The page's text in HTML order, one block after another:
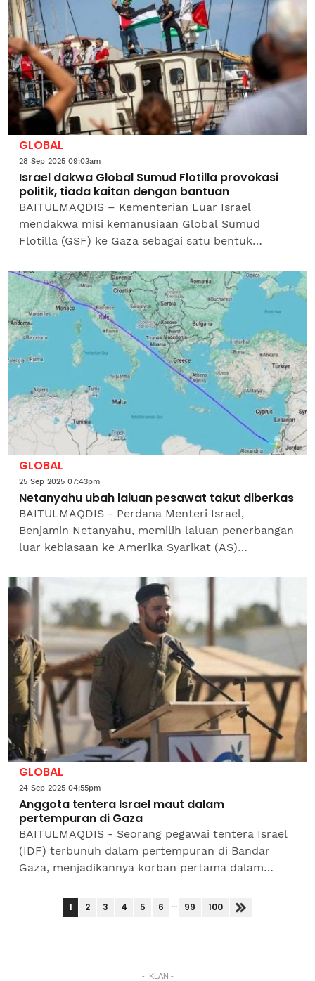
GLOBAL
28 Sep 2025 09:03am
Israel dakwa Global Sumud Flotilla provokasi
politik, tiada kaitan dengan bantuan
BAITULMAQDIS – Kementerian Luar Israel
mendakwa misi kemanusiaan Global Sumud
Flotilla (GSF) ke Gaza sebagai satu bentuk
pengganas.Menurut kenyataan itu,...
GLOBAL
25 Sep 2025 07:43pm
Netanyahu ubah laluan pesawat takut diberkas
BAITULMAQDIS - Perdana Menteri Israel,
Benjamin Netanyahu, memilih laluan penerbangan
luar kebiasaan ke Amerika Syarikat (AS)
berhubung waran tangkapan Mahkamah...
GLOBAL
24 Sep 2025 04:55pm
Anggota tentera Israel maut dalam
pertempuran di Gaza
BAITULMAQDIS - Seorang pegawai tentera Israel
(IDF) terbunuh dalam pertempuran di Bandar
Gaza, menjadikannya korban pertama dalam
minggu lalu.Anggota itu...
1 2 3 4 5 6 ... 99 100
- IKLAN -